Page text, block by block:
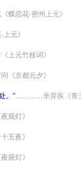
恋花·密州上元》
元》
元竹枝词》
京都元夕》
。”…………辛弃疾《青
观灯》
五夜》
观灯》